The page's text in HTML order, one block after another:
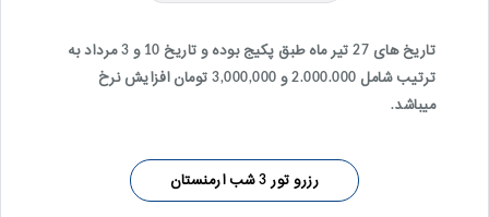
تاریخ های 27 تیر ماه طبق پکیج بوده و تاریخ 10 و 3 مرداد به
ترتیب شامل 2.000.000 و 3,000,000 تومان افزایش نرخ
میباشد.
رزرو تور 3 شب ارمنستان